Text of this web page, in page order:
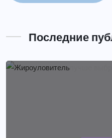
Последние